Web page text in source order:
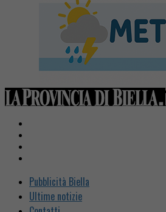
Pubblicità Biella
Ultime notizie